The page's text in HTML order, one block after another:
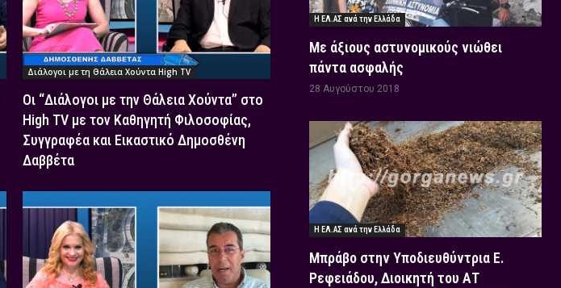
Διάλογοι με τη Θάλεια Χούντα High TV
Οι “Διάλογοι με την Θάλεια Χούντα” στο
High TV με τον Καθηγητή Φιλοσοφίας,
Συγγραφέα και Εικαστικό Δημοσθένη
Δαββέτα
Η ΕΛ.ΑΣ ανά την Ελλάδα
Με άξιους αστυνομικούς νιώθει
πάντα ασφαλής
28 Αυγούστου 2018
Η ΕΛ.ΑΣ ανά την Ελλάδα
Μπράβο στην Υποδιευθύντρια Ε.
Ρεφειάδου, Διοικητή του ΑΤ